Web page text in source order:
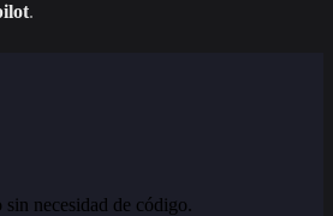
.
necesidad de código.